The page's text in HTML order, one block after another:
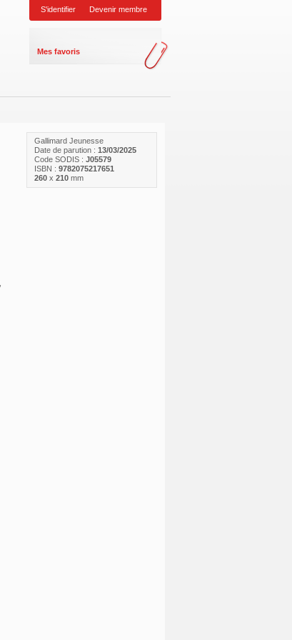
S'identifier Devenir membre
Mes favoris
Gallimard Jeunesse
Date de parution : 13/03/2025
Code SODIS : J05579
ISBN : 9782075217651
260x 210mm